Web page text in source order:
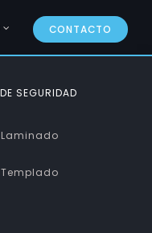
SEGURIDAD
CONTACTO